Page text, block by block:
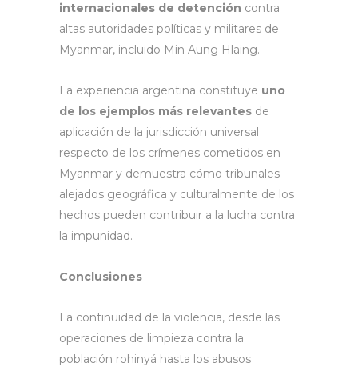
internacionales de detención contra
altas autoridades políticas y militares de
Myanmar, incluido Min Aung Hlaing.
La experiencia argentina constituye uno
de los ejemplos más relevantes de
aplicación de la jurisdicción universal
respecto de los crímenes cometidos en
Myanmar y demuestra cómo tribunales
alejados geográfica y culturalmente de los
hechos pueden contribuir a la lucha contra
la impunidad.
Conclusiones
La continuidad de la violencia, desde las
operaciones de limpieza contra la
población rohinyá hasta los abusos